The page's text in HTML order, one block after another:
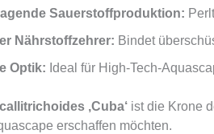
Sauerstoffproduktion:
Nährstoffzehrer: Bindet
Optik: Ideal für High-Tech-
‚Cuba‘ ist die Krone
erschaffen möchten.